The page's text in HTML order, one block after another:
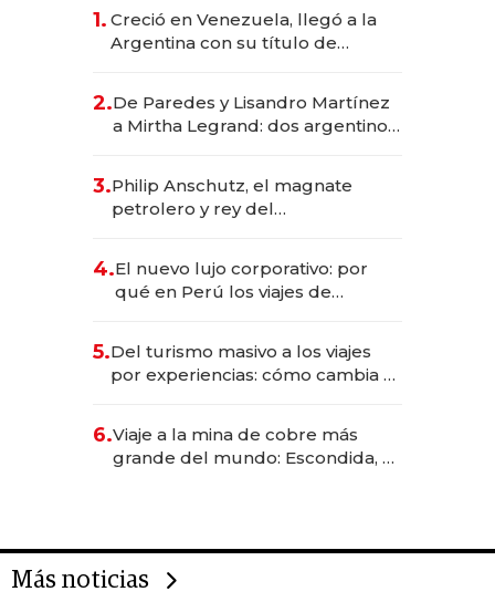
1. Creció en Venezuela, llegó a la
Argentina con su título de
las marcas "fast premium"
2.De Paredes y Lisandro Martínez
a Mirtha Legrand: dos argentinos
3.Philip Anschutz, el magnate
petrolero y rey del
Fénix
4.El nuevo lujo corporativo: por
qué en Perú los viajes de
transformadoras
5.Del turismo masivo a los viajes
por experiencias: cómo cambia el
6.Viaje a la mina de cobre más
grande del mundo: Escondida, el
Más noticias